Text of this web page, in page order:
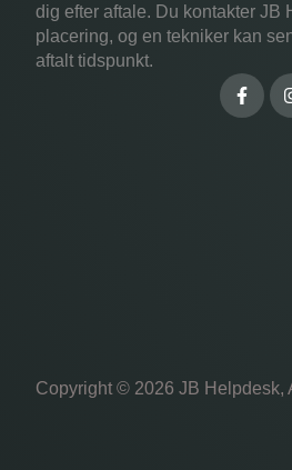
dig efter aftale. Du kontakter JB
placering, og en tekniker kan
aftalt tidspunkt.
Copyright © 2026 JB Helpdesk,